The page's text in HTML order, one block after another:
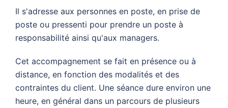
Il s'adresse aux personnes en poste, en prise de
poste ou pressenti pour prendre un poste à
responsabilité ainsi qu'aux managers.
Cet accompagnement se fait en présence ou à
distance, en fonction des modalités et des
contraintes du client. Une séance dure environ une
heure, en général dans un parcours de plusieurs